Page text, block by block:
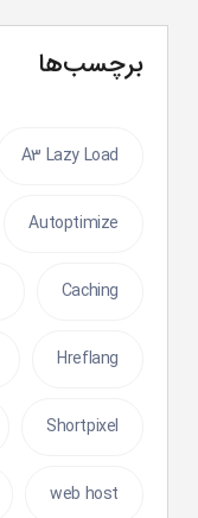
برچسب‌ها
A3 Lazy Load
Autoptimize
Caching
Hreflang
Shortpixel
web host